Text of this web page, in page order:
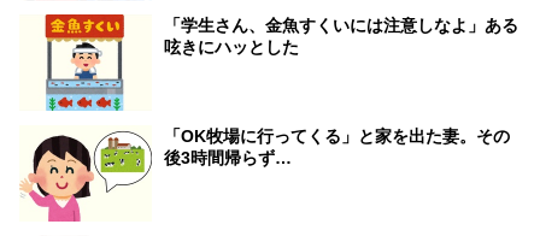
「学生さん、金魚すくいには注意しなよ」ある
呟きにハッとした
「OK牧場に行ってくる」と家を出た妻。その
後3時間帰らず…